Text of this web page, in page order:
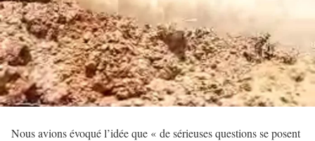
Nous avions évoqué l’idée que « de sérieuses questions se posent